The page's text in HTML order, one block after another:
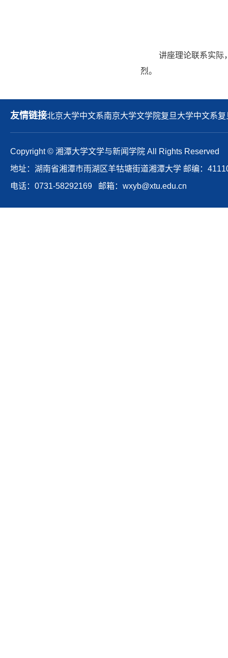
讲座理论联系实际
烈。
友情链接北京大学中文系南京大学文学院复旦大学中文系复
Copyright © 湘潭大学文学与新闻学院 All Rights Reserved
地址：湖南省湘潭市雨湖区羊牯塘街道湘潭大学 邮编：
电话：0731-58292169 邮箱：wxyb@xtu.edu.cn